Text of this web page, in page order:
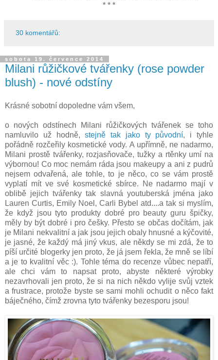
* * *
30 komentářů:
sobota 19. července 2014
Milani růžičkové tvářenky (rose powder
blush) - nové odstíny
Krásné sobotní dopoledne vám všem,
o nových odstínech Milani růžičkových tvářenek se toho
namluvilo už hodně, stejně tak jako ty původní, i tyhle
pořádně rozčeřily kosmetické vody. A upřímně, ne nadarmo,
Milani prostě tvářenky, rozjasňovače, tužky a rtěnky umí na
výbornou! Co moc nemám ráda jsou makeupy a ani z pudrů
nejsem odvařená, ale tohle, to je něco, co se vám prostě
vyplatí mít ve své kosmetické sbírce. Ne nadarmo mají v
oblibě jejich tvářenky tak slavná youtuberská jména jako
Lauren Curtis, Emily Noel, Carli Bybel atd....a tak si myslím,
že když jsou tyto produkty dobré pro beauty guru špičky,
měly by být dobré i pro češky. Přesto se občas dočítám, jak
je Milani nekvalitní a jak jsou jejich obaly hnusné a kýčovité,
je jasné, že každý má jiný vkus, ale někdy se mi zdá, že to
píší určité blogerky jen proto, že já jsem řekla, že mně se líbí
a je to kvalitní věc :). Tohle téma do recenze vůbec nepatří,
ale chci vám to napsat proto, abyste některé výrobky
nezavrhovali jen proto, že si na nich někdo vylije svůj vztek
a frustrace, protože byste se sami mohli ochudit o něco fakt
báječného, čímž zrovna tyto tvářenky bezesporu jsou!